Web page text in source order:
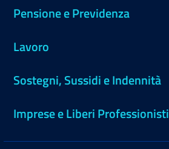
Pensione e Previdenza
Lavoro
Sostegni, Sussidi e Indennità
Imprese e Liberi Professionisti